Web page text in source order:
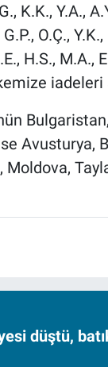
K.K., Y.A.,
O.Ç., Y.K.,
H.S., M.A.,
iadeleri
Avusturya,
Moldova,
düştü,